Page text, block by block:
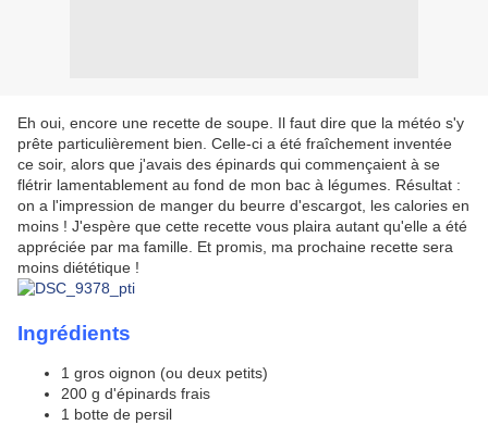
Eh oui, encore une recette de soupe. Il faut dire que la météo s'y
prête particulièrement bien. Celle-ci a été fraîchement inventée
ce soir, alors que j'avais des épinards qui commençaient à se
flétrir lamentablement au fond de mon bac à légumes. Résultat :
on a l'impression de manger du beurre d'escargot, les calories en
moins ! J'espère que cette recette vous plaira autant qu'elle a été
appréciée par ma famille. Et promis, ma prochaine recette sera
moins diététique !
Ingrédients
1 gros oignon (ou deux petits)
200 g d'épinards frais
1 botte de persil